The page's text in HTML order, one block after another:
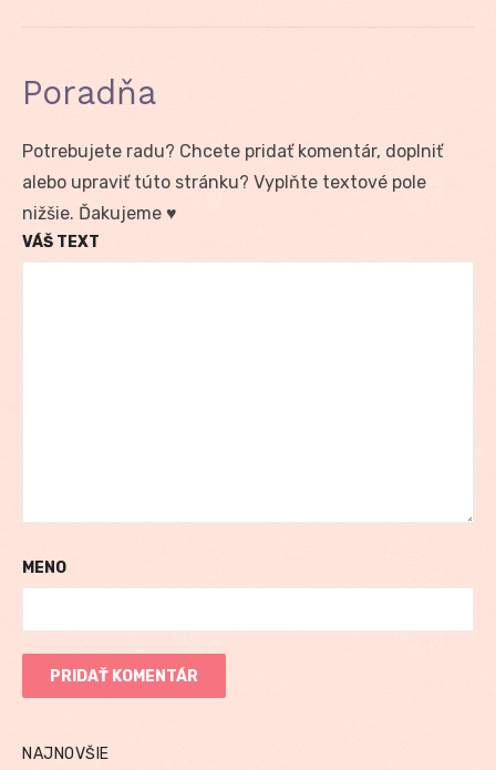
Poradňa
Potrebujete radu? Chcete pridať komentár, doplniť
alebo upraviť túto stránku? Vyplňte textové pole
nižšie. Ďakujeme ♥
VÁŠ TEXT
MENO
NAJNOVŠIE